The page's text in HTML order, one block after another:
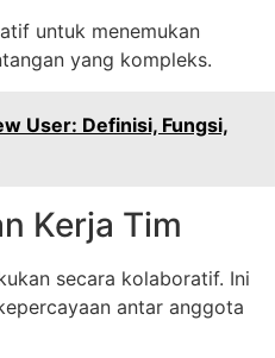
untuk menemukan
yang kompleks.
User: Definisi, Fungsi,
Kerja Tim
secara kolaboratif. Ini
antar anggota